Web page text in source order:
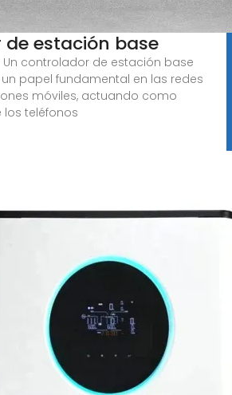
estación base
Un controlador de estación base
papel fundamental en las redes
móviles, actuando como
los teléfonos